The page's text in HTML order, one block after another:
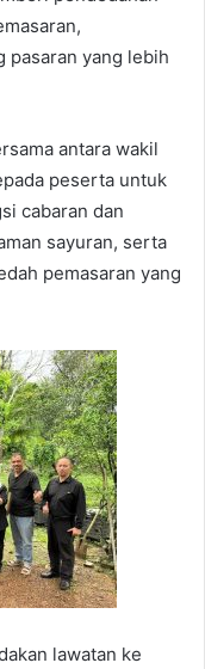
pasaran yang lebih
antara wakil
peserta untuk
cabaran dan
sayuran, serta
pemasaran yang
lawatan ke